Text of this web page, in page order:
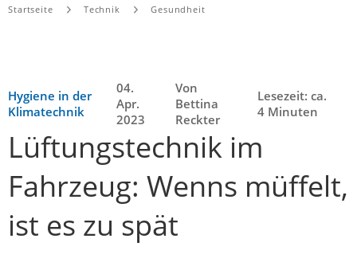
Startseite Technik Gesundheit
Hygiene in der
Klimatechnik
04.
Apr.
2023
Von
Bettina
Reckter
Lesezeit: ca.
4 Minuten
Lüftungstechnik im
Fahrzeug: Wenns müffelt,
ist es zu spät